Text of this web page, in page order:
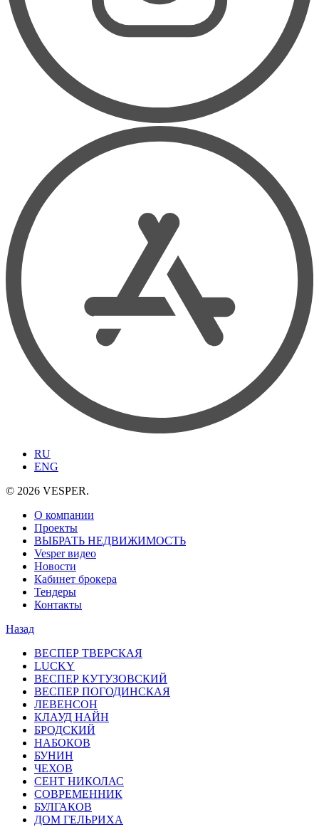
RU
ENG
© 2026 VESPER.
О компании
Проекты
ВЫБРАТЬ НЕДВИЖИМОСТЬ
Vesper видео
Новости
Кабинет брокера
Тендеры
Контакты
Назад
ВЕСПЕР ТВЕРСКАЯ
LUCKY
ВЕСПЕР КУТУЗОВСКИЙ
ВЕСПЕР ПОГОДИНСКАЯ
ЛЕВЕНСОН
КЛАУД НАЙН
БРОДСКИЙ
НАБОКОВ
БУНИН
ЧЕХОВ
СЕНТ НИКОЛАС
СОВРЕМЕННИК
БУЛГАКОВ
ДОМ ГЕЛЬРИХА